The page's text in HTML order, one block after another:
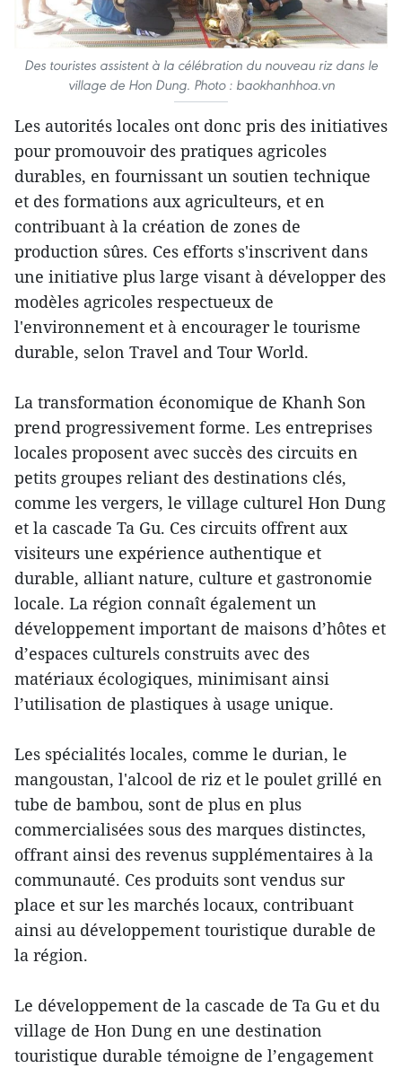
Des touristes assistent à la célébration du nouveau riz dans le
village de Hon Dung. Photo : baokhanhhoa.vn
Les autorités locales ont donc pris des initiatives
pour promouvoir des pratiques agricoles
durables, en fournissant un soutien technique
et des formations aux agriculteurs, et en
contribuant à la création de zones de
production sûres. Ces efforts s'inscrivent dans
une initiative plus large visant à développer des
modèles agricoles respectueux de
l'environnement et à encourager le tourisme
durable, selon Travel and Tour World.
La transformation économique de Khanh Son
prend progressivement forme. Les entreprises
locales proposent avec succès des circuits en
petits groupes reliant des destinations clés,
comme les vergers, le village culturel Hon Dung
et la cascade Ta Gu. Ces circuits offrent aux
visiteurs une expérience authentique et
durable, alliant nature, culture et gastronomie
locale. La région connaît également un
développement important de maisons d’hôtes et
d’espaces culturels construits avec des
matériaux écologiques, minimisant ainsi
l’utilisation de plastiques à usage unique.
Les spécialités locales, comme le durian, le
mangoustan, l'alcool de riz et le poulet grillé en
tube de bambou, sont de plus en plus
commercialisées sous des marques distinctes,
offrant ainsi des revenus supplémentaires à la
communauté. Ces produits sont vendus sur
place et sur les marchés locaux, contribuant
ainsi au développement touristique durable de
la région.
Le développement de la cascade de Ta Gu et du
village de Hon Dung en une destination
touristique durable témoigne de l’engagement